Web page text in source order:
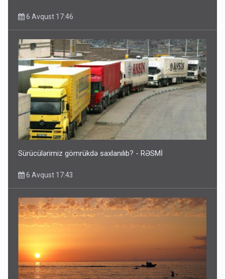
6 Avqust 17:46
Sürücülərimiz gömrükdə saxlanılıb? - RƏSMİ
6 Avqust 17:43